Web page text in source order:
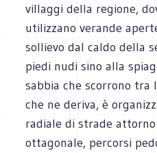
villaggi della regione,
utilizzano verande
sollievo dal caldo della
piedi nudi sino alla
sabbia che scorrono tra
che ne deriva, è
radiale di strade
ottagonale, percorsi